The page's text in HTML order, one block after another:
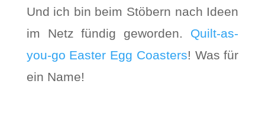
Und ich bin beim Stöbern nach Ideen
im Netz fündig geworden. Quilt-as-
you-go Easter Egg Coasters! Was für
ein Name!